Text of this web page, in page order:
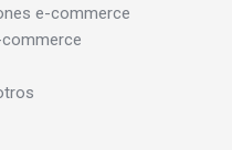
e-commerce